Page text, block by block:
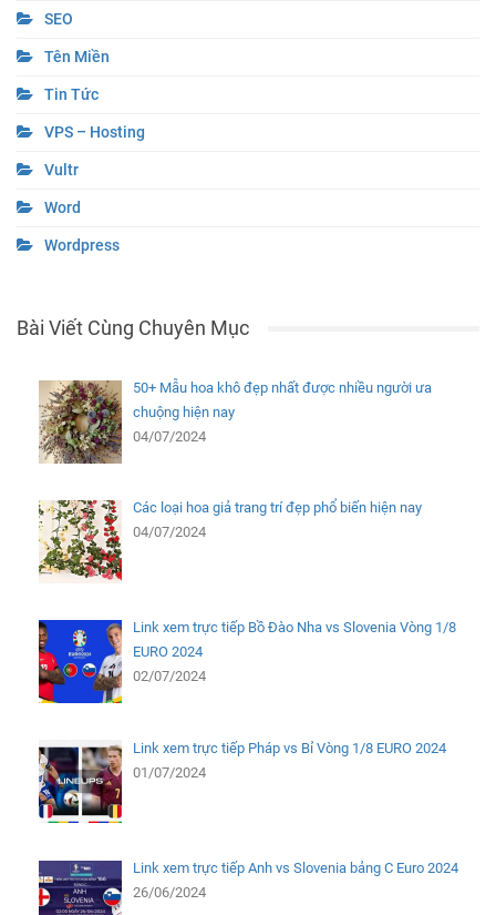
SEO
Tên Miền
Tin Tức
VPS – Hosting
Vultr
Word
Wordpress
Bài Viết Cùng Chuyên Mục
50+ Mẫu hoa khô đẹp nhất được nhiều người ưa
chuộng hiện nay
04/07/2024
Các loại hoa giả trang trí đẹp phổ biến hiện nay
04/07/2024
Link xem trực tiếp Bồ Đào Nha vs Slovenia Vòng 1/8
EURO 2024
02/07/2024
Link xem trực tiếp Pháp vs Bỉ Vòng 1/8 EURO 2024
01/07/2024
Link xem trực tiếp Anh vs Slovenia bảng C Euro 2024
26/06/2024